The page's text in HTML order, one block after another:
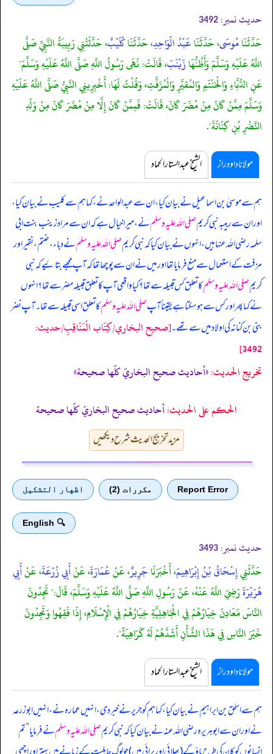
حدیث نمبر: 3492
حَدَّثَنَامُوسَى، حَدَّثَنَاعَبْدُ الْوَاحِدِ، حَدَّثَنَاكُلَيْبٌ، حَدَّثَتْنِي رَبِيبَةُ النَّبِيِّ صَلَّى
اللَّهُ عَلَيْهِ وَسَلَّمَ وَأَظُنُّهَازَيْنَبَ، قَالَتْ: نَهَى رَسُولُ اللَّهِ صَلَّى اللَّهُ عَلَيْهِ وَسَلَّمَ"
عَنِ الدُّبَّاءِ وَالْحَنْتَمِ وَالمُقيَّرِ وَالْمُزَفَّتِ، وَقُلْتُ لَهَا: أَخْبِرِينِي النَّبِيُّ صَلَّى اللَّهُ عَلَيْهِ
وَسَلَّمَ مِمَّنْ كَانَ مِنْ مُضَرَ كَانَ، قَالَتْ: فَمِمَّنْ كَانَ إِلَّا مِنْ مُضَرَ كَانَ مِنْ وَلَدِ
النَّضْرِ بْنِ كِنَانَةَ".
مولانا داود راز الشیخ عبدالستار الحماد
ہم سے موسیٰ بن اسماعیل نے بیان کیا، ان سے عبدالواحد نے، کہا ہم سے کلیب نے بیان کیا،
اور ان سے ربیبہ نبی کریمصلی اللہ علیہ وسلمنے، میرا خیال ہے کہ ان سے مراد زینب بنت ابی
سلمہ رضی اللہ عنہا ہیں، انہوں نے بیان کیا کہنبی کریمصلی اللہ علیہ وسلمنے دباء، حنتم، نقیر اور
مزفت کے استعمال سے منع فرمایا تھا اور میں نے ان سے پوچھا تھا کہ آپ مجھے بتائیے کہ نبی
کریمصلی اللہ علیہ وسلمکا تعلق کس قبیلہ سے تھا؟ کیا واقعی آپ کا تعلق قبیلہ مضر سے تھا؟ انہوں
نے کہا پھر اور کس سے ہو سکتا ہے یقیناً آپصلی اللہ علیہ وسلمکا تعلق اسی قبیلہ سے تھا۔ آپ نضر
بنی بن کنانہ کی اولاد میں سے تھے۔[صحيح البخاري/كِتَاب الْمَنَاقِبِ/حدیث:
3492]
تخریج الحدیث:«أحاديث صحيح البخاريّ كلّها صحيحة»
الحكم على الحديث:أحاديث صحيح البخاريّ كلّها صحيحة
مزید تخریج الحدیث شرح دیکھیں
Report Error مكررات (2) اظهار التشكيل
🔍 English
حدیث نمبر: 3493
حَدَّثَنِيإِسْحَاقُ بْنُ إِبْرَاهِيمَ، أَخْبَرَنَاجَرِيرٌ، عَنْعُمَارَةَ، عَنْأَبِي زُرْعَةَ، عَنْأَبِي
هُرَيْرَةَرَضِيَ اللَّهُ عَنْهُ، عَنْ رَسُولِ اللَّهِ صَلَّى اللَّهُ عَلَيْهِ وَسَلَّمَ، قَالَ:" تَجِدُونَ
النَّاسَ مَعَادِنَ خِيَارُهُمْ فِي الْجَاهِلِيَّةِ خِيَارُهُمْ فِي الْإِسْلَامِ، إِذَا فَقِهُوا وَتَجِدُونَ
خَيْرَ النَّاسِ فِي هَذَا الشَّأْنِ أَشَدَّهُمْ لَهُ كَرَاهِيَةً".
مولانا داود راز الشیخ عبدالستار الحماد
ہم سے اسحٰق بن ابراہیم نے بیان کیا، کہا ہم کو جریر نے خبر دی، انہیں عمارہ نے، انہیں ابوزرعہ
نے اور ان سے ابوہریرہ رضی اللہ عنہ نے بیان کیا کہنبی کریمصلی اللہ علیہ وسلمنے فرمایا”تم